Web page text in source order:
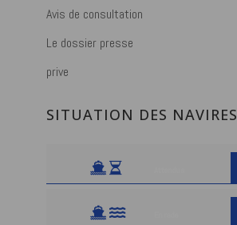
Avis de consultation
Le dossier presse
prive
SITUATION DES NAVIRES